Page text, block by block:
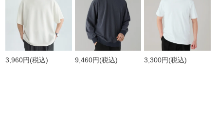
3,960円(税込) 9,460円(税込) 3,300円(税込)